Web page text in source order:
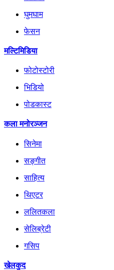
घुमघाम
फेसन
मल्टिमिडिया
फोटोस्टोरी
भिडियो
पोडकास्ट
कला मनोरञ्जन
सिनेमा
सङ्गीत
साहित्य
थिएटर
ललितकला
सेलिब्रेटी
गसिप
खेलकुद